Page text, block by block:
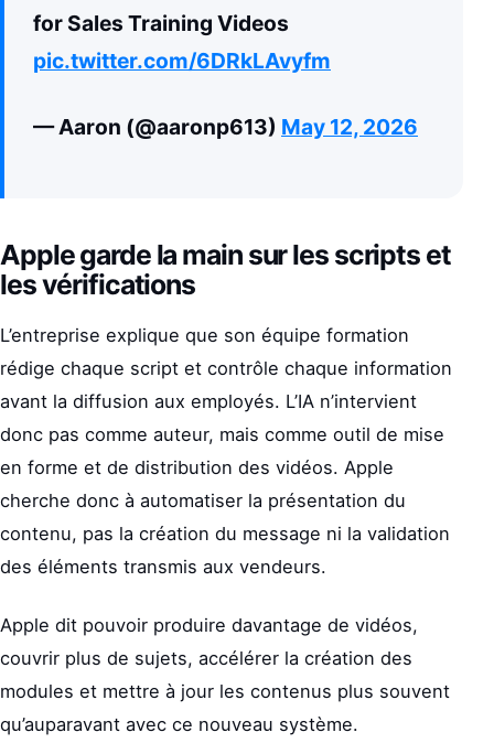
for Sales Training Videos
pic.twitter.com/6DRkLAvyfm
— Aaron (@aaronp613) May 12, 2026
Apple garde la main sur les scripts et
les vérifications
L’entreprise explique que son équipe formation
rédige chaque script et contrôle chaque information
avant la diffusion aux employés. L’IA n’intervient
donc pas comme auteur, mais comme outil de mise
en forme et de distribution des vidéos. Apple
cherche donc à automatiser la présentation du
contenu, pas la création du message ni la validation
des éléments transmis aux vendeurs.
Apple dit pouvoir produire davantage de vidéos,
couvrir plus de sujets, accélérer la création des
modules et mettre à jour les contenus plus souvent
qu’auparavant avec ce nouveau système.